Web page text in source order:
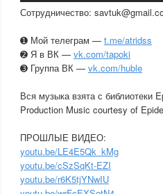
Сотрудничество:
➊ Мой телеграм — t.me/atridss
➋ Я в ВК — vk.com/tapoki
➌ Группа ВК — vk.com/huble
Вся музыка взята с библиотеки
Production Music courtesy of
ПРОШЛЫЕ ВИДЕО:
youtu.be/LE4E5Qk_kMg
youtu.be/cSzSqKt-EZI
youtu.be/r6K5tjYNwIU